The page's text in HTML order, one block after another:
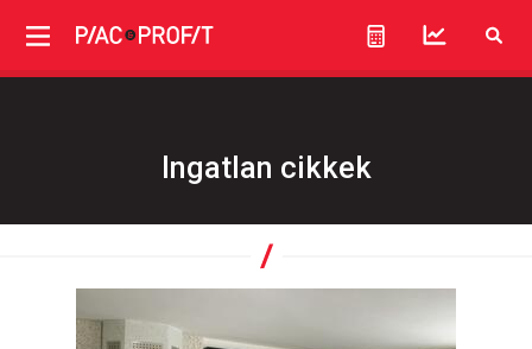
Ingatlan cikkek